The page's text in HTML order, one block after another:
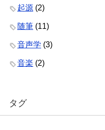
起源 (2)
随筆 (11)
音声学 (3)
音楽 (2)
タグ